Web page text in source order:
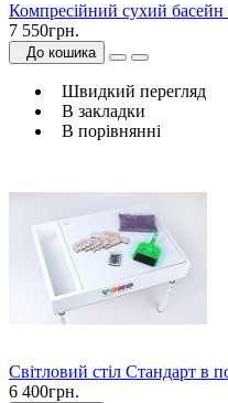
Компресійний сухий
7 550грн.
До кошика
Швидкий перегляд
В закладки
В порівнянні
Світловий стіл Стандарт в
6 400грн.